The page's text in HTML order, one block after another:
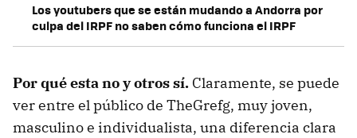
Los youtubers que se están mudando a Andorra por
culpa del IRPF no saben cómo funciona el IRPF
Por qué esta no y otros sí. Claramente, se puede
ver entre el público de TheGrefg, muy joven,
masculino e individualista, una diferencia clara